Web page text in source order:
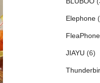
Elephone
FleaPhone
JIAYU (6)